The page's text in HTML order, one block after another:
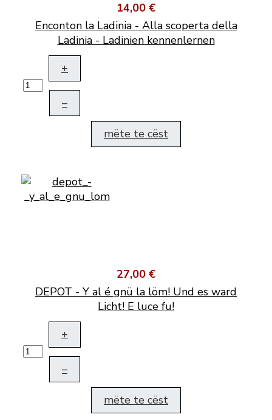
14,00 €
Enconton la Ladinia - Alla scoperta della
Ladinia - Ladinien kennenlernen
+
–
mëte te cëst
27,00 €
DEPOT - Y al é gnü la löm! Und es ward
Licht! E luce fu!
+
–
mëte te cëst